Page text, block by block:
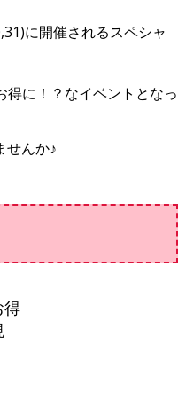
に開催されるスペシャ
得に！？なイベントとなっ
せんか♪
得